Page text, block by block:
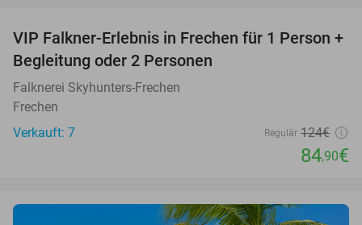
32%
VIP Falkner-Erlebnis in Frechen für 1 Person +
Begleitung oder 2 Personen
Falknerei Skyhunters-Frechen
Frechen
Verkauft: 7
Regulär 124€
84,90€